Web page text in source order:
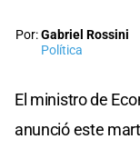
Por:Gabriel Rossini
Política
El ministro de
anunció este